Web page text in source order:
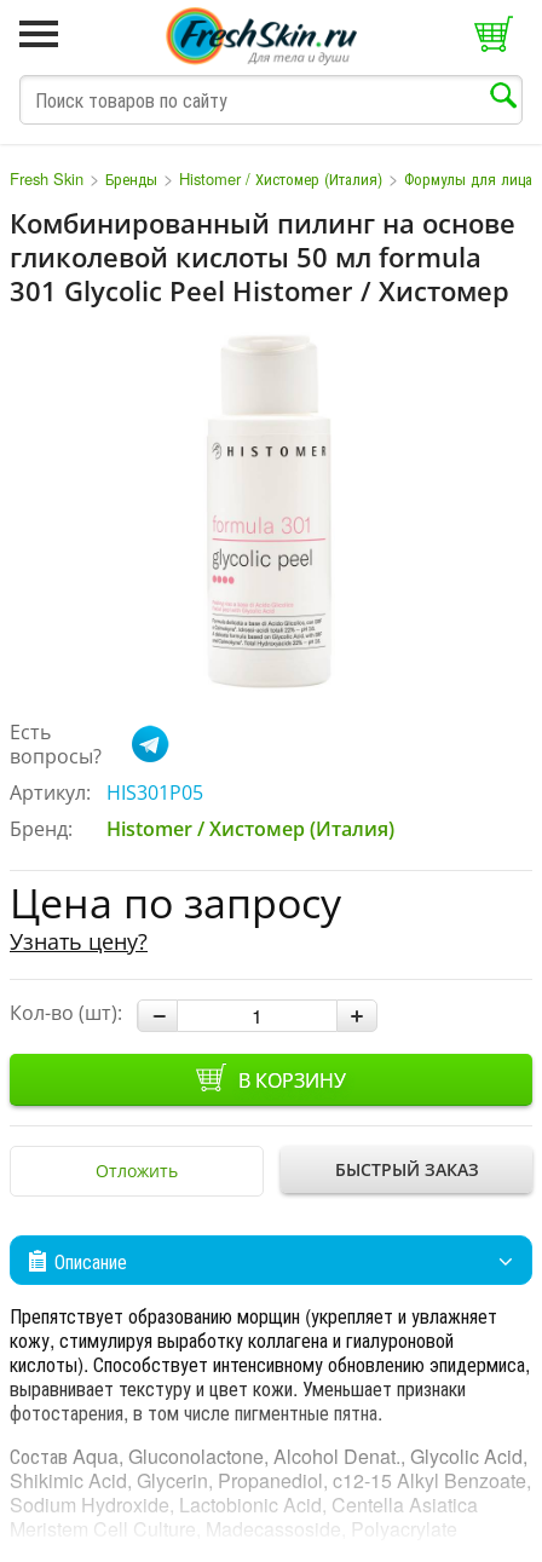
Fresh Skin > Бренды > Histomer / Хистомер (Италия) > Формулы для лица
Комбинированный пилинг на основе
гликолевой кислоты 50 мл formula
301 Glycolic Peel Histomer / Хистомер
Есть
вопросы?
Артикул:
HIS301P05
Бренд:
Histomer / Хистомер (Италия)
Цена по запросу
Узнать цену?
Кол-во (шт):
В КОРЗИНУ
Отложить БЫСТРЫЙ ЗАКАЗ
Описание
Препятствует образованию морщин (укрепляет и увлажняет
кожу, стимулируя выработку коллагена и гиалуроновой
кислоты). Способствует интенсивному обновлению эпидермиса,
выравнивает текстуру и цвет кожи. Уменьшает признаки
фотостарения, в том числе пигментные пятна.
Состав Aqua, Gluconolactone, Alcohol Denat., Glycolic Acid,
Shikimic Acid, Glycerin, Propanediol, c12-15 Alkyl Benzoate,
Sodium Hydroxide, Lactobionic Acid, Centella Asiatica
Meristem Cell Culture, Madecassoside, Polyacrylate
M N O P Q S T V W